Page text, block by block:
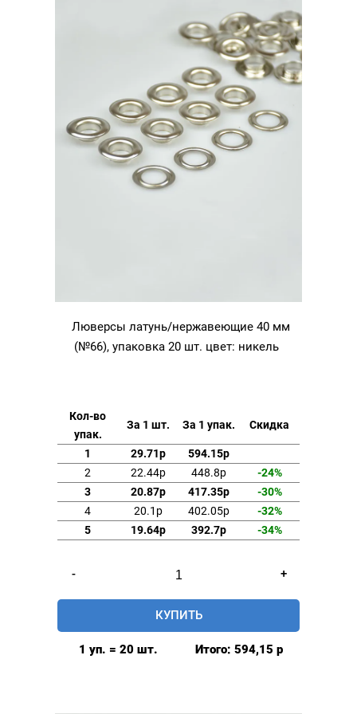
Люверсы латунь/нержавеющие 40 мм
(№66), упаковка 20 шт. цвет: никель
Кол-во
упак.
За 1 шт. За 1 упак. Скидка
1 29.71р
594.15р
2
22.44р 448.8р
-24%
3
20.87р 417.35р
-30%
4
20.1р 402.05р
-32%
5
19.64р 392.7р -34%
-
товара
Люверсы
латунь/
нержавеющие
+
КУПИТЬ
1 уп. = 20 шт. Итого: 594,15 р